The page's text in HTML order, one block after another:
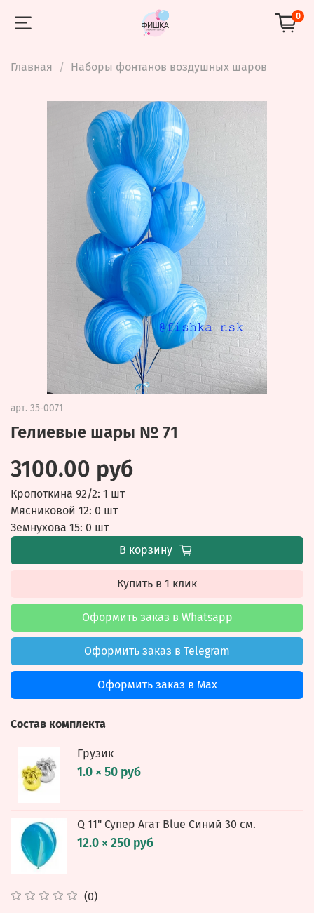
0
Главная Наборы фонтанов воздушных шаров
арт. 35-0071
Гелиевые шары № 71
(0)
3100.00 руб
Кропоткина 92/2: 1 шт
Мясниковой 12: 0 шт
Земнухова 15: 0 шт
В корзину
Купить в 1 клик
Оформить заказ в Whatsapp
Оформить заказ в Telegram
Оформить заказ в Max
Состав комплекта
Грузик
1.0 × 50 руб
Q 11" Супер Агат Blue Синий 30 см.
12.0 × 250 руб